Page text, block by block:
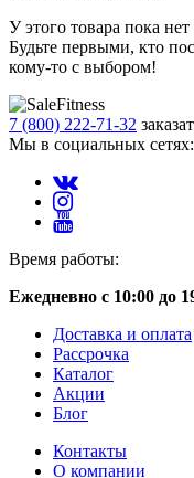
У этого товара пока
Будьте первыми, кто
кому-то с выбором!
7 (800) 222-71-32
Мы в социальных сетях:
Время работы:
Ежедневно с 10:00 до
Доставка и оплата
Рассрочка
Каталог
Акции
Блог
Контакты
О компании